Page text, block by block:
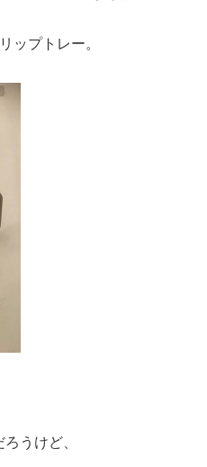
ップトレー。
うけど、